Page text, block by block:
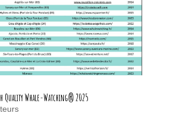
Quality Whale-Watching® 2025